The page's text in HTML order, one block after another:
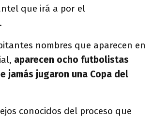
que irá a por el
nombres que aparecen en
aparecen ocho futbolistas
jamás jugaron una Copa del
conocidos del proceso que